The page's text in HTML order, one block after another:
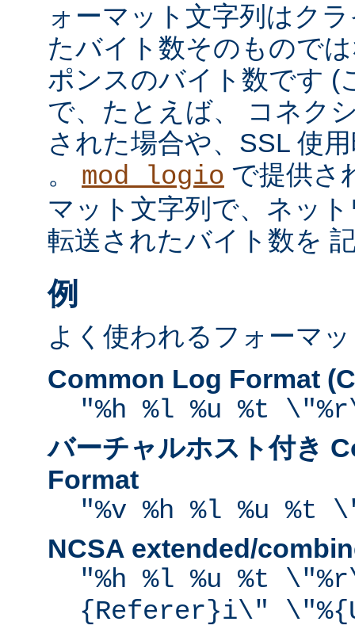
ォーマット文字列はク
たバイト数そのもので
ポンスのバイト数です (
で、たとえば、 コネク
された場合や、SSL 使
。 mod_logio で提供さ
マット文字列で、ネッ
転送されたバイト数を
例
よく使われるフォーマ
Common Log Format
"%h %l %u %t
バーチャルホスト付き
Format
"%v %h %l %u %t
NCSA extended/
"%h %l %u %t
{Referer}i\"